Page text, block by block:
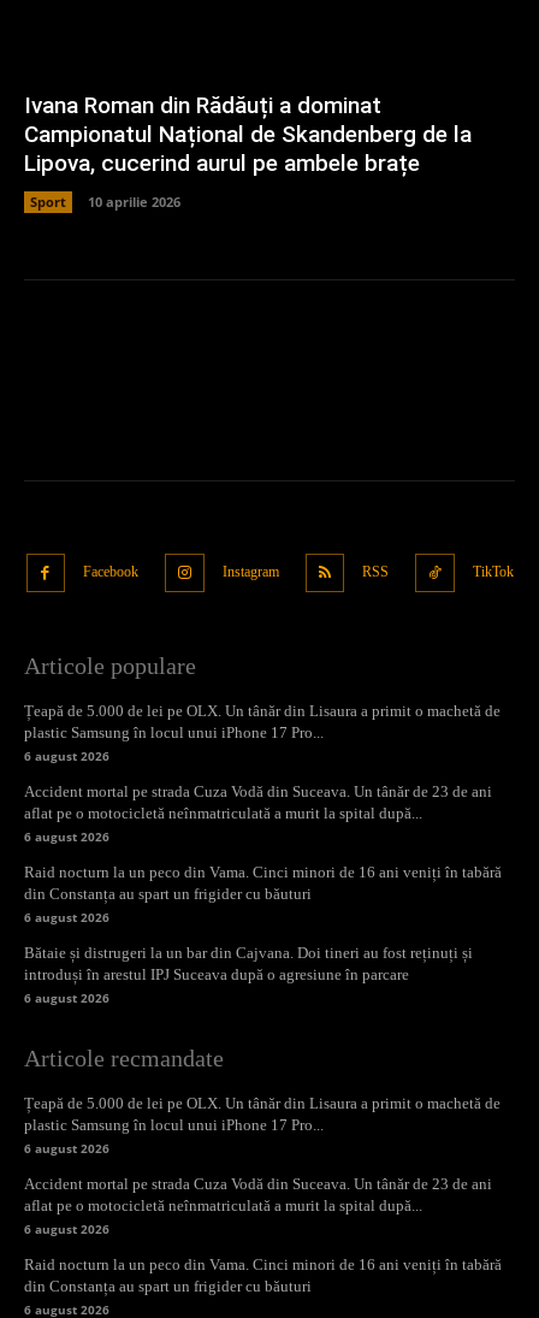
Ivana Roman din Rădăuți a dominat
Campionatul Național de Skandenberg de la
Lipova, cucerind aurul pe ambele brațe
Sport 10 aprilie 2026
Facebook Instagram RSS TikTok
Articole populare
Țeapă de 5.000 de lei pe OLX. Un tânăr din Lisaura a primit o machetă de
plastic Samsung în locul unui iPhone 17 Pro...
6 august 2026
Accident mortal pe strada Cuza Vodă din Suceava. Un tânăr de 23 de ani
aflat pe o motocicletă neînmatriculată a murit la spital după...
6 august 2026
Raid nocturn la un peco din Vama. Cinci minori de 16 ani veniți în tabără
din Constanța au spart un frigider cu băuturi
6 august 2026
Bătaie și distrugeri la un bar din Cajvana. Doi tineri au fost reținuți și
introduși în arestul IPJ Suceava după o agresiune în parcare
6 august 2026
Articole recmandate
Țeapă de 5.000 de lei pe OLX. Un tânăr din Lisaura a primit o machetă de
plastic Samsung în locul unui iPhone 17 Pro...
6 august 2026
Accident mortal pe strada Cuza Vodă din Suceava. Un tânăr de 23 de ani
aflat pe o motocicletă neînmatriculată a murit la spital după...
6 august 2026
Raid nocturn la un peco din Vama. Cinci minori de 16 ani veniți în tabără
din Constanța au spart un frigider cu băuturi
6 august 2026